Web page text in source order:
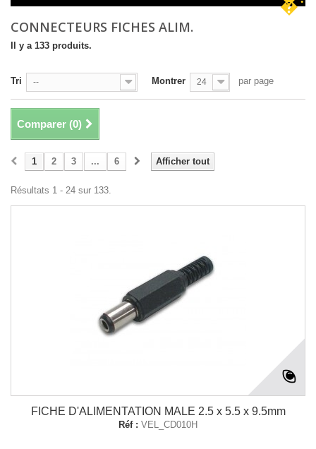
CONNECTEURS FICHES ALIM.
Il y a 133 produits.
Tri -- Montrer 24 par page
Comparer (0)
Afficher tout
1 2 3 ... 6
Résultats 1 - 24 sur 133.
FICHE D'ALIMENTATION MALE 2.5 x 5.5 x 9.5mm
Réf : VEL_CD010H